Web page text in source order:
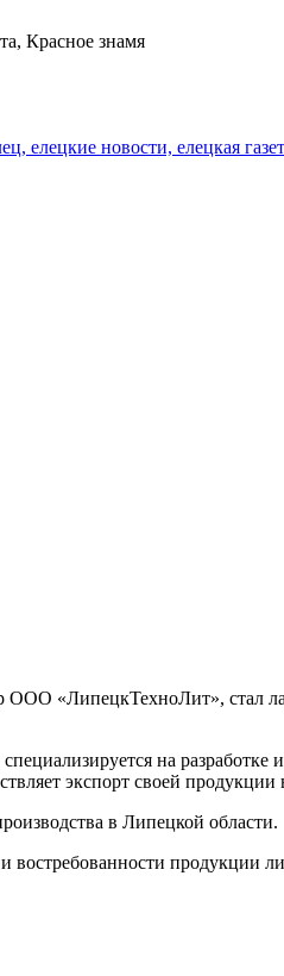
Красное знамя
елецкие новости, елецкая
«ЛипецкТехноЛит», стал
на разработке
экспорт своей продукции
в Липецкой области.
востребованности